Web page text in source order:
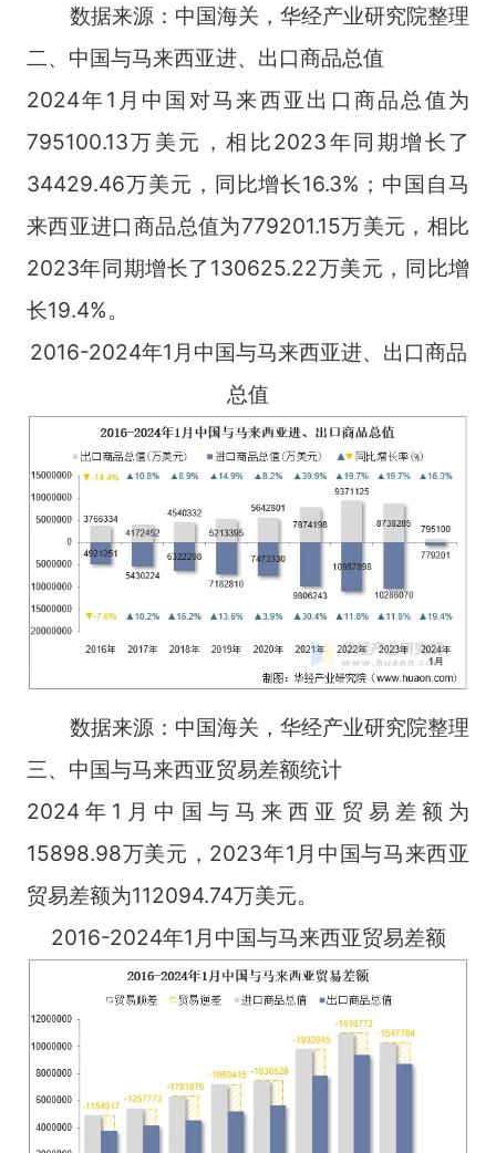
数据来源：中国海关，华经产业研究院整理
二、中国与马来西亚进、出口商品总值
2024年1月中国对马来西亚出口商品总值为
795100.13万美元，相比2023年同期增长了
34429.46万美元，同比增长16.3%；中国自马
来西亚进口商品总值为779201.15万美元，相比
2023年同期增长了130625.22万美元，同比增
长19.4%。
2016-2024年1月中国与马来西亚进、出口商品
总值
数据来源：中国海关，华经产业研究院整理
三、中国与马来西亚贸易差额统计
2024年1月中国与马来西亚贸易差额为
15898.98万美元，2023年1月中国与马来西亚
贸易差额为112094.74万美元。
2016-2024年1月中国与马来西亚贸易差额